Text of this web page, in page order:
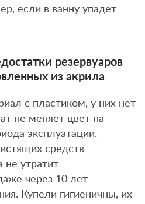
если в ванну упадет
резервуаров
из акрила
с пластиком, у них нет
не меняет цвет на
эксплуатации.
средств
не утратит
через 10 лет
Купели гигиеничны, их